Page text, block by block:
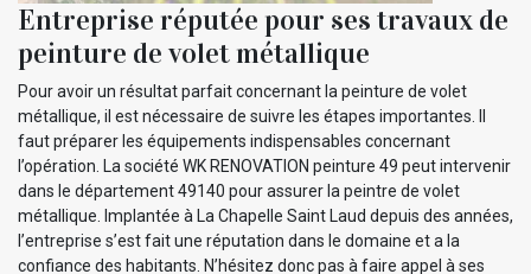
Entreprise réputée pour ses travaux de
peinture de volet métallique
Pour avoir un résultat parfait concernant la peinture de volet
métallique, il est nécessaire de suivre les étapes importantes. Il
faut préparer les équipements indispensables concernant
l’opération. La société WK RENOVATION peinture 49 peut intervenir
dans le département 49140 pour assurer la peintre de volet
métallique. Implantée à La Chapelle Saint Laud depuis des années,
l’entreprise s’est fait une réputation dans le domaine et a la
confiance des habitants. N’hésitez donc pas à faire appel à ses